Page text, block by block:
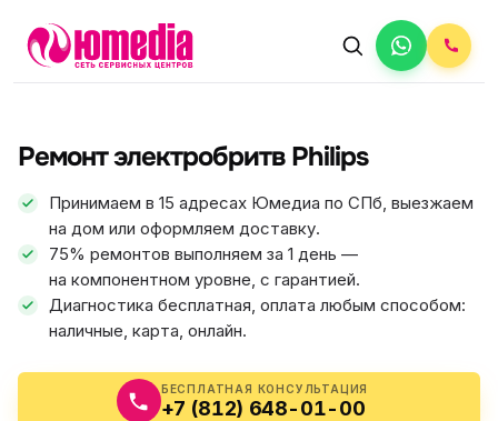
Ремонт электробритв Philips
Принимаем в 15 адресах Юмедиа по СПб, выезжаем
на дом или оформляем доставку.
75% ремонтов выполняем за 1 день —
на компонентном уровне, с гарантией.
Диагностика бесплатная, оплата любым способом:
наличные, карта, онлайн.
БЕСПЛАТНАЯ КОНСУЛЬТАЦИЯ
+7 (812) 648-01-00
ФИКС ЦЕНА
АВТОРИЗОВАННЫЙ СЕРВИС